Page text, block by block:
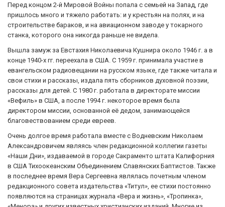
Перед концом 2-й Мировой Войны попала с семьей на Запад, где
пришлось много и тяжело работать: и у крестьян на полях, и на
строительстве бараков, и на авиационном заводе у токарного
станка, которого она никогда раньше не видела.
Вышла замуж за Евстахия Николаевича Кушнира около 1946 г. а в
конце 1940-х гг. переехала в США. С 1959 г. принимала участие в
евангельском радиовещании на русском языке, где также читала и
свои стихи и рассказы, издала пять сборников духовной поэзии,
рассказы для детей. С 1980 г. работала в директорате миссии
«Вефиль» в США, а после 1994 г. некоторое время была
директором миссии, основанной её дедом, занимающейся
благовествованием среди евреев.
Очень долгое время работала вместе с Водневским Николаем
Александровичем являясь член редакционной коллегии газеты
«Наши Дни», издаваемой в городе Сакраменто штата Калифорния
в США Тихоокеанским Объединением Славянских Баптистов. Также
в последнее время Вера Сергеевна являлась почетным членом
редакционного совета издательства «Титул», ее стихи постоянно
появляются на страницах журнала «Вера и жизнь», «Тропинка»,